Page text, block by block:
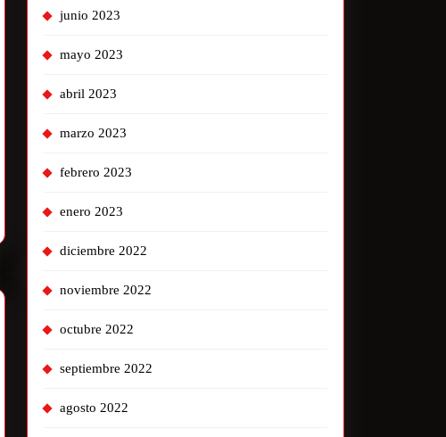
junio 2023
mayo 2023
abril 2023
marzo 2023
febrero 2023
enero 2023
diciembre 2022
noviembre 2022
octubre 2022
septiembre 2022
agosto 2022